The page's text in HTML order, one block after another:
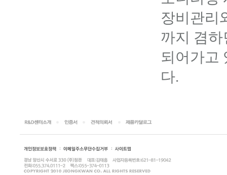
장비관리
까지 겸
되어가고
다.